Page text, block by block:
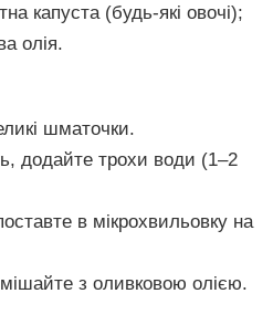
капуста (будь-які овочі);
олія.
шматочки.
додайте трохи води (1–2
в мікрохвильовку на
з оливковою олією.